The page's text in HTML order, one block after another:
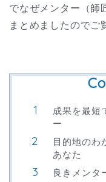
でなぜメンター（師
まとめましたのでご
成果を最短
ー
目的地のわ
あなた
良きメンタ